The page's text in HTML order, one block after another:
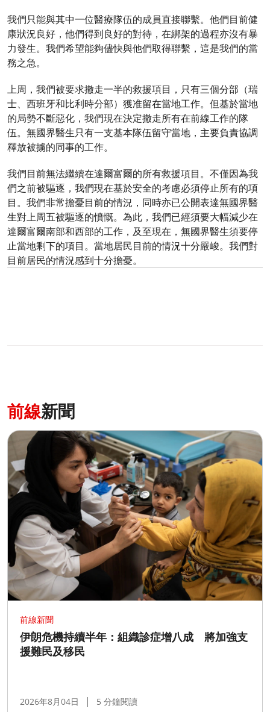
我們只能與其中一位醫療隊伍的成員直接聯繫。他們目前健
康狀況良好，他們得到良好的對待，在綁架的過程亦沒有暴
力發生。我們希望能夠儘快與他們取得聯繫，這是我們的當
務之急。
上周，我們被要求撤走一半的救援項目，只有三個分部（瑞
士、西班牙和比利時分部）獲准留在當地工作。但基於當地
的局勢不斷惡化，我們現在決定撤走所有在前線工作的隊
伍。無國界醫生只有一支基本隊伍留守當地，主要負責協調
釋放被擄的同事的工作。
我們目前無法繼續在達爾富爾的所有救援項目。不僅因為我
們之前被驅逐，我們現在基於安全的考慮必須停止所有的項
目。我們非常擔憂目前的情況，同時亦已公開表達無國界醫
生對上周五被驅逐的憤慨。為此，我們已經須要大幅減少在
達爾富爾南部和西部的工作，及至現在，無國界醫生須要停
止當地剩下的項目。當地居民目前的情況十分嚴峻。我們對
目前居民的情況感到十分擔憂。
前線新聞
前線新聞
伊朗危機持續半年：組織診症增八成 將加強支
援難民及移民
2026年8月04日 5 分鐘閱讀